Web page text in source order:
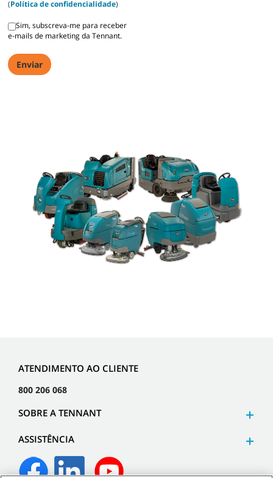
(Política de confidencialidade)
Sim, subscreva-me para receber
e-mails de marketing da Tennant.
ATENDIMENTO AO CLIENTE
800 206 068
SOBRE A TENNANT
ASSISTÊNCIA